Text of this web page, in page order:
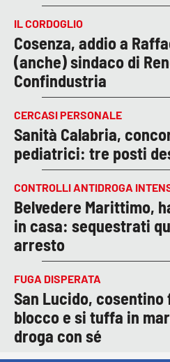
IL CORDOGLIO
Cosenza, addio a
(anche) sindaco di
Confindustria
CERCASI PERSONALE
Sanità Calabria,
pediatrici: tre posti
CONTROLLI ANTIDROGA
Belvedere Marittimo,
in casa: sequestrati
arresto
FUGA DISPERATA
San Lucido,
blocco e si tuffa in
droga con sé